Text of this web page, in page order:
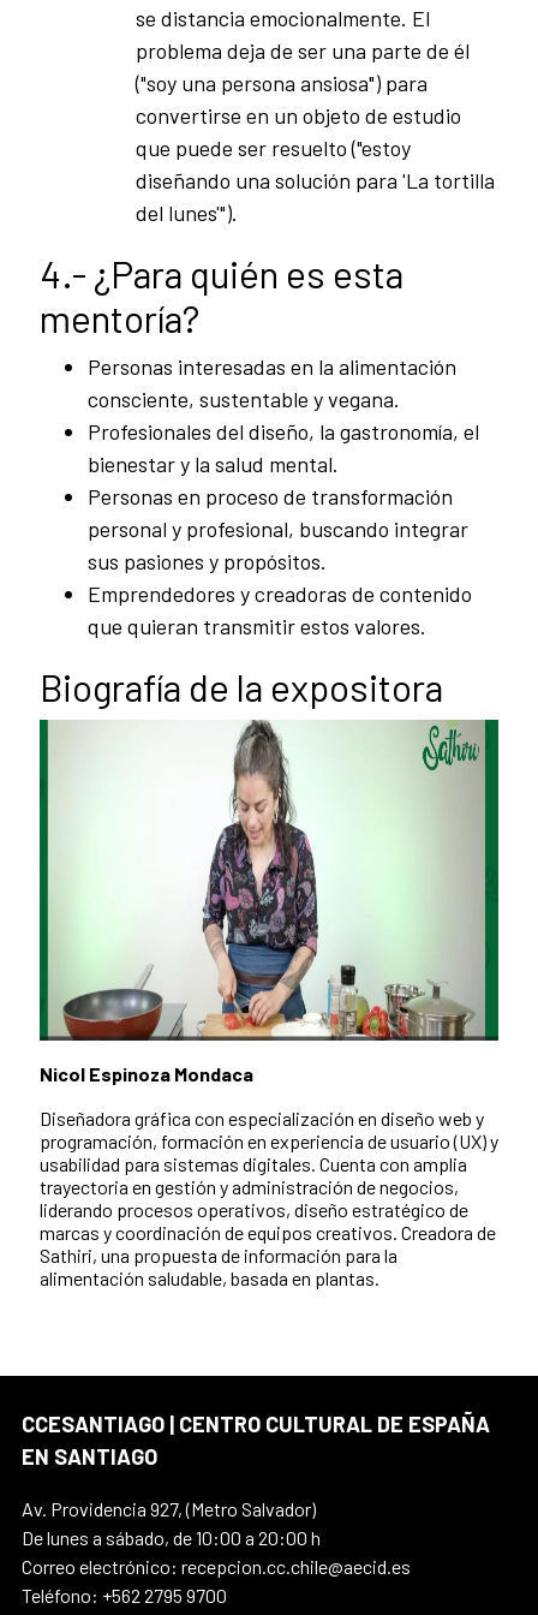
se distancia emocionalmente. El
problema deja de ser una parte de él
("soy una persona ansiosa") para
convertirse en un objeto de estudio
que puede ser resuelto ("estoy
diseñando una solución para 'La tortilla
del lunes'").
4.- ¿Para quién es esta
mentoría?
Personas interesadas en la alimentación
consciente, sustentable y vegana.
Profesionales del diseño, la gastronomía, el
bienestar y la salud mental.
Personas en proceso de transformación
personal y profesional, buscando integrar
sus pasiones y propósitos.
Emprendedores y creadoras de contenido
que quieran transmitir estos valores.
Biografía de la expositora
Nicol Espinoza Mondaca
Diseñadora gráfica con especialización en diseño web y
programación, formación en experiencia de usuario (UX) y
usabilidad para sistemas digitales. Cuenta con amplia
trayectoria en gestión y administración de negocios,
liderando procesos operativos, diseño estratégico de
marcas y coordinación de equipos creativos. Creadora de
Sathiri, una propuesta de información para la
alimentación saludable, basada en plantas.
CCESANTIAGO | CENTRO CULTURAL DE ESPAÑA
EN SANTIAGO
Av. Providencia 927, (Metro Salvador)
De lunes a sábado, de 10:00 a 20:00 h
Correo electrónico: recepcion.cc.chile@aecid.es
Teléfono: +562 2795 9700